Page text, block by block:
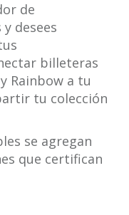
de
desees
billeteras
Rainbow a tu
tu colección
se agregan
que certifican